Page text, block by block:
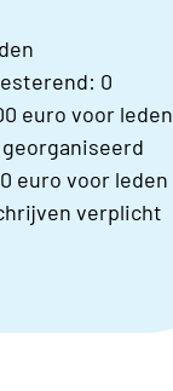
0
euro voor leden
euro voor leden
verplicht